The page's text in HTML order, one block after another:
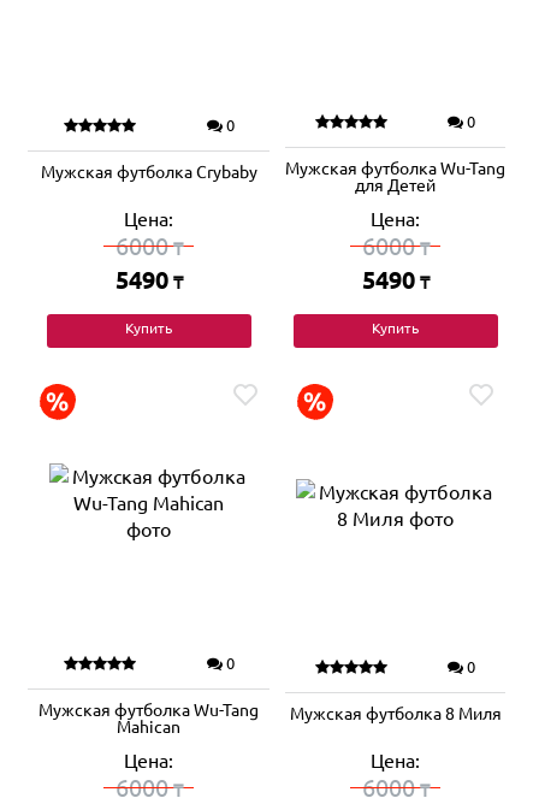
0
Мужская футболка Crybaby
Цена:
6000₸
5490 ₸
Купить
0
Мужская футболка Wu-Tang
для Детей
Цена:
6000₸
5490 ₸
Купить
0
Мужская футболка Wu-Tang
Mahican
Цена:
6000₸
0
Мужская футболка 8 Миля
Цена:
6000₸